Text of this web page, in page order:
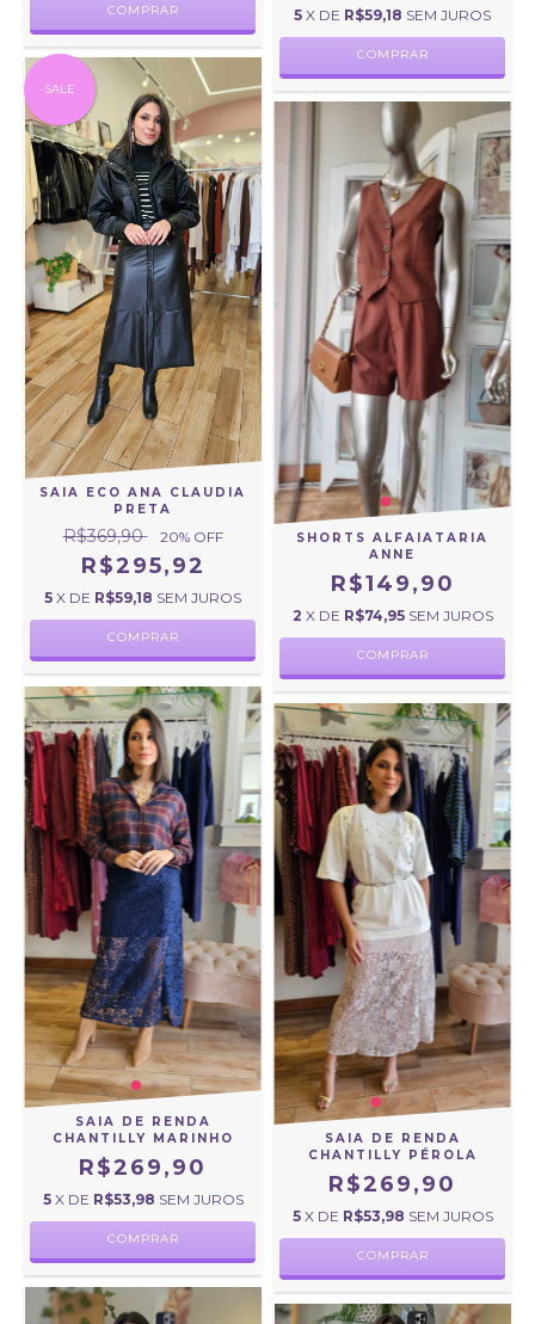
COMPRAR 5 X DE R$59,18 SEM JUROS
COMPRAR
SALE
SAIA ECO ANA CLAUDIA
PRETA
R$369,90 20% OFF
R$295,92
5 X DE R$59,18 SEM JUROS
COMPRAR
SHORTS ALFAIATARIA
ANNE
R$149,90
2 X DE R$74,95 SEM JUROS
COMPRAR
SAIA DE RENDA
CHANTILLY MARINHO
R$269,90
5 X DE R$53,98 SEM JUROS
COMPRAR
SAIA DE RENDA
CHANTILLY PÉROLA
R$269,90
5 X DE R$53,98 SEM JUROS
COMPRAR